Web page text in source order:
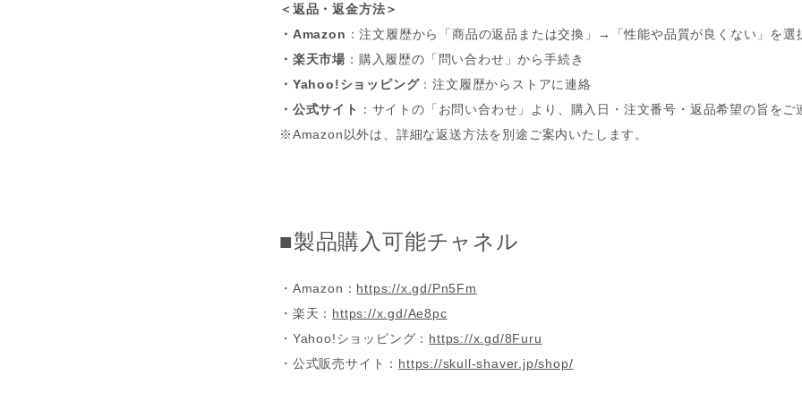
＜返品・返金方法＞
・Amazon ：注文履歴から「商品の返品または交換」→「性能や品質が良くない」を選
・楽天市場 ：購入履歴の「問い合わせ」から手続き
・Yahoo!ショッピング：注文履歴からストアに連絡
・公式サイト
：サイトの「お問い合わせ」より、購入日・注文番号・返品希望の旨をご
※Amazon以外は、詳細な返送方法を別途ご案内いたします。
■製品購入可能チャネル
・ Amazon： https://x.gd/Pn5Fm
・ 楽天： https://x.gd/Ae8pc
・ Yahoo!ショッピング： https://x.gd/8Furu
・ 公式販売サイト： https://skull-shaver.jp/shop/